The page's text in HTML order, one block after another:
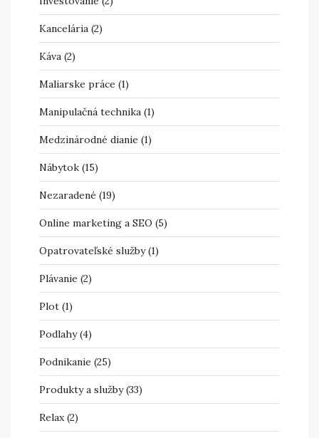
Kancelária (2)
Káva (2)
Maliarske práce (1)
Manipulačná technika (1)
Medzinárodné dianie (1)
Nábytok (15)
Nezaradené (19)
Online marketing a SEO (5)
Opatrovateľské služby(1)
Plávanie (2)
Plot (1)
Podlahy(4)
Podnikanie (25)
Produkty a služby(33)
Relax(2)